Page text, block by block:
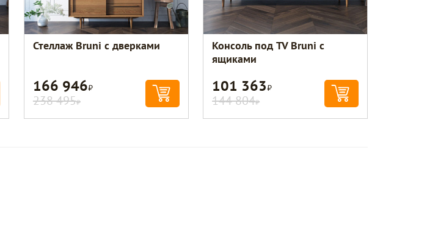
Стеллаж Bruni с дверками
166 946Р
238 495Р
Консоль под TV Bruni с
ящиками
101 363Р
144 804Р